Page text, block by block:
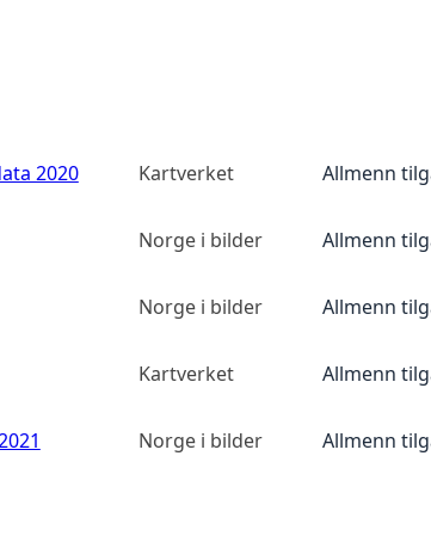
2020 Kartverket Allmenn
Norge i bilder Allmenn
Norge i bilder Allmenn
Kartverket Allmenn
Norge i bilder Allmenn